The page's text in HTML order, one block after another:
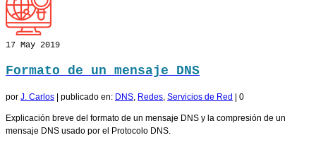
17 May 2019
Formato de un mensaje DNS
por J. Carlos publicado en: DNS, Redes, Servicios de Red 0
Explicación breve del formato de un mensaje DNS y la compresión de un
mensaje DNS usado por el Protocolo DNS.